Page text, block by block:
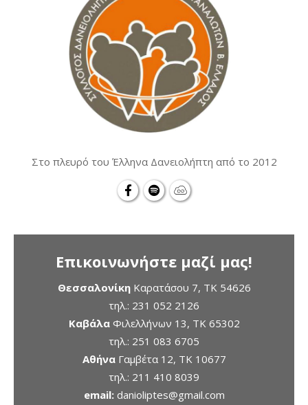
Στο πλευρό του Έλληνα Δανειολήπτη από το 2012
Επικοινωνήστε μαζί μας!
ΘεσσαλονίκηΚαρατάσου 7, TK 54626
τηλ.: 231 052 2126
ΚαβάλαΦιλελλήνων 13, ΤΚ 65302
τηλ.: 251 083 6705
ΑθήναΓαμβέτα 12, ΤΚ 10677
τηλ.: 211 410 8039
email: danioliptes@gmail.com